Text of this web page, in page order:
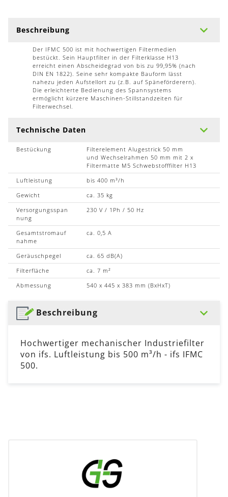
Beschreibung
Der IFMC 500 ist mit hochwertigen Filtermedien
bestückt. Sein Hauptfilter in der Filterklasse H13
erreicht einen Abscheidegrad von bis zu 99,95% (nach
DIN EN 1822). Seine sehr kompakte Bauform lässt
nahezu jeden Aufstellort zu (z.B. auf Späneförderern).
Die erleichterte Bedienung des Spannsystems
ermöglicht kürzere Maschinen-Stillstandzeiten für
Filterwechsel.
Technische Daten
Bestückung
Filterelement Alugestrick 50 mm
und Wechselrahmen 50 mm mit 2 x
Filtermatte M5 Schwebstofffilter H13
Luftleistung
bis 400 m³/h
Gewicht
ca. 35 kg
Versorgungsspan
nung
230 V / 1Ph / 50 Hz
Gesamtstromauf
nahme
ca. 0,5 A
Geräuschpegel
ca. 65 dB(A)
Filterfläche
ca. 7 m²
Abmessung
540 x 445 x 383 mm (BxHxT)
Beschreibung
Hochwertiger mechanischer Industriefilter
von ifs. Luftleistung bis 500 m³/h - ifs IFMC
500.